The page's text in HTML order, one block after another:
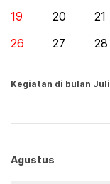
19
20 21
26
27 28
Kegiatan di bulan Juli
Agustus